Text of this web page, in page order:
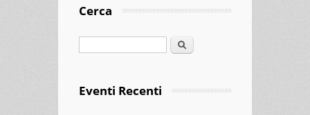
Cerca
Cerca
Eventi Recenti